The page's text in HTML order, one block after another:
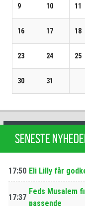
9 10 11
16 17 18
23 24 25
30 31
SENESTE
17:50 Eli Lilly får
17:37
Feds Musalem
passende